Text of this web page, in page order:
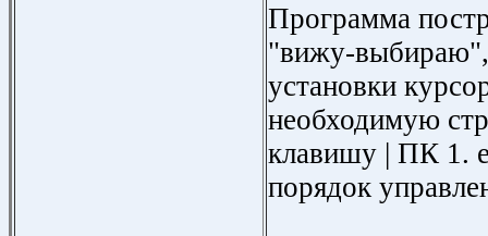
Программа
"вижу-
установки
необходимую
клавишу | ПК 1.
порядок